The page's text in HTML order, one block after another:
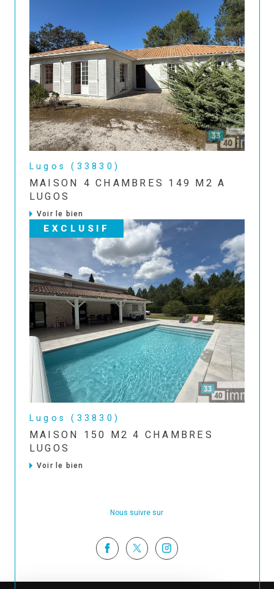
Lugos (33830)
MAISON 4 CHAMBRES 149 M2 A
LUGOS
Voir le bien
EXCLUSIF
Lugos (33830)
MAISON 150 M2 4 CHAMBRES
LUGOS
Voir le bien
Nous suivre sur